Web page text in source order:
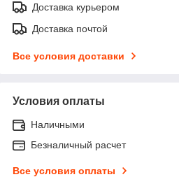
Доставка курьером
Доставка почтой
Все условия доставки
Условия оплаты
Наличными
Безналичный расчет
Все условия оплаты